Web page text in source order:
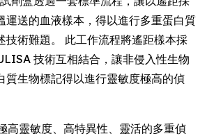
運送的血液樣本，得以進行多重蛋白質
技術難題。 此工作流程將遙距樣本採
技術互相結合，讓非侵入性生物
質生物標記得以進行靈敏度極高的偵
高靈敏度、高特異性、靈活的多重偵